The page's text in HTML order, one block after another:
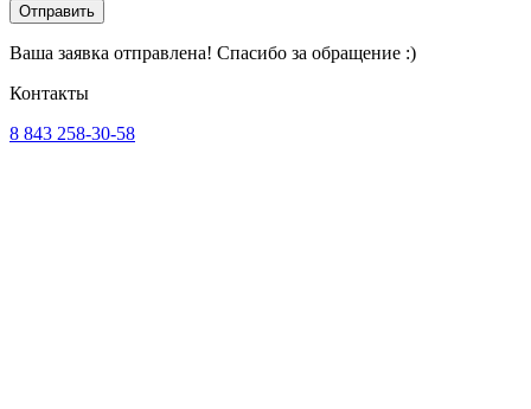
Отправить
Ваша заявка отправлена! Спасибо за обращение :)
Контакты
8 843 258-30-58